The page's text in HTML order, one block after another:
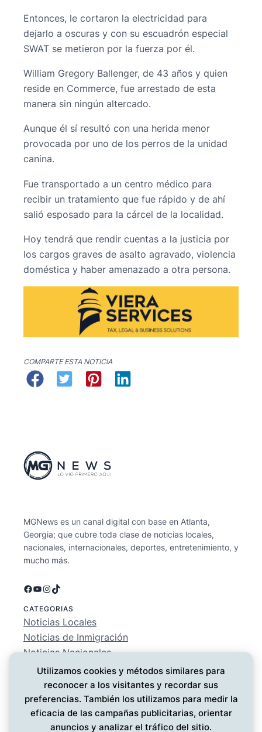
Entonces, le cortaron la electricidad para
dejarlo a oscuras y con su escuadrón especial
SWAT se metieron por la fuerza por él.
William Gregory Ballenger, de 43 años y quien
reside en Commerce, fue arrestado de esta
manera sin ningún altercado.
Aunque él sí resultó con una herida menor
provocada por uno de los perros de la unidad
canina.
Fue transportado a un centro médico para
recibir un tratamiento que fue rápido y de ahí
salió esposado para la cárcel de la localidad.
Hoy tendrá que rendir cuentas a la justicia por
los cargos graves de asalto agravado, violencia
doméstica y haber amenazado a otra persona.
COMPARTE ESTA NOTICIA
MGNews es un canal digital con base en Atlanta,
Georgia; que cubre toda clase de noticias locales,
nacionales, internacionales, deportes, entretenimiento, y
mucho más.
Facebook
YouTube
Instagram
TikTok
CATEGORIAS
Noticias Locales
Noticias de Inmigración
Noticias Nacionales
Deportes
Entretenimiento
EMPRESA
Conócenos
Política de Privacidad
Utilizamos cookies y métodos similares para
reconocer a los visitantes y recordar sus
preferencias. También los utilizamos para medir la
eficacia de las campañas publicitarias, orientar
anuncios y analizar el tráfico del sitio.